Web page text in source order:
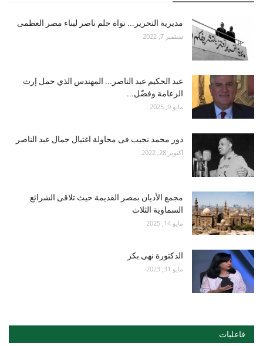
مديرية التحرير... نواة حلم ناصر لبناء مصر العظمى
سبتمبر 7, 2022
عبد الحكيم عبد الناصر... المهندس الذي حمل إرث
الزعامة وفضّل...
مايو 9, 2025
دور محمد نجيب فى محاولة اغتيال جمال عبد الناصر
أكتوبر 28, 2022
مجمع الأديان بمصر القديمة حيث تلاقى الشرائع
السماوية الثلاث
مايو 14, 2025
الدكتورة نهى بكر
مايو 31, 2023
فاعليات